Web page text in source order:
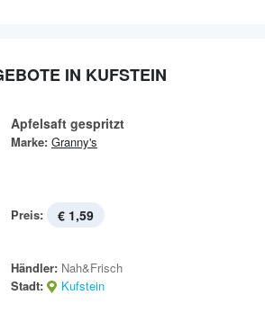
IN KUFSTEIN
Apfelsaft gespritzt
Marke: Granny's
Preis: € 1,59
Händler: Nah&Frisch
Stadt:
Kufstein